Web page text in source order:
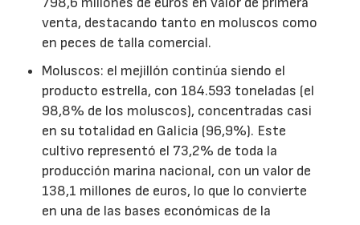
venta, destacando tanto en moluscos como
en peces de talla comercial.
Moluscos: el mejillón continúa siendo el
producto estrella, con 184.593 toneladas (el
98,8% de los moluscos), concentradas casi
en su totalidad en Galicia (96,9%). Este
cultivo representó el 73,2% de toda la
producción marina nacional, con un valor de
138,1 millones de euros, lo que lo convierte
en una de las bases económicas de la